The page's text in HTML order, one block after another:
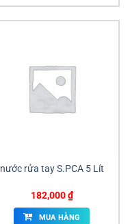
nước rửa tay S.PCA 5 Lít
182,000₫
MUA HÀNG